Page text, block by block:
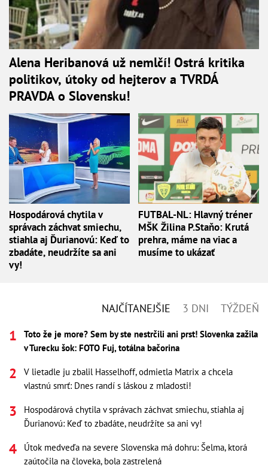
Alena Heribanová už nemlčí! Ostrá kritika
politikov, útoky od hejterov a TVRDÁ
PRAVDA o Slovensku!
Hospodárová chytila v
správach záchvat smiechu,
stiahla aj Ďurianovú: Keď to
zbadáte, neudržíte sa ani
vy!
FUTBAL-NL: Hlavný tréner
MŠK Žilina P.Staňo: Krutá
prehra, máme na viac a
musíme to ukázať
NAJČÍTANEJŠIE 3 DNI TÝŽDEŇ
Toto že je more? Sem by ste nestrčili ani prst! Slovenka zažila
v Turecku šok: FOTO Fuj, totálna bačorina
V lietadle ju zbalil Hasselhoff, odmietla Matrix a chcela
vlastnú smrť: Dnes randí s láskou z mladosti!
Hospodárová chytila v správach záchvat smiechu, stiahla aj
Ďurianovú: Keď to zbadáte, neudržíte sa ani vy!
Útok medveďa na severe Slovenska má dohru: Šelma, ktorá
zaútočila na človeka, bola zastrelená